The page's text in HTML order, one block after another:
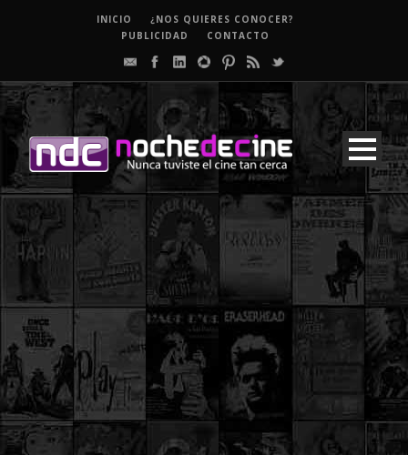
INICIO
¿NOS QUIERES CONOCER?
PUBLICIDAD
CONTACTO